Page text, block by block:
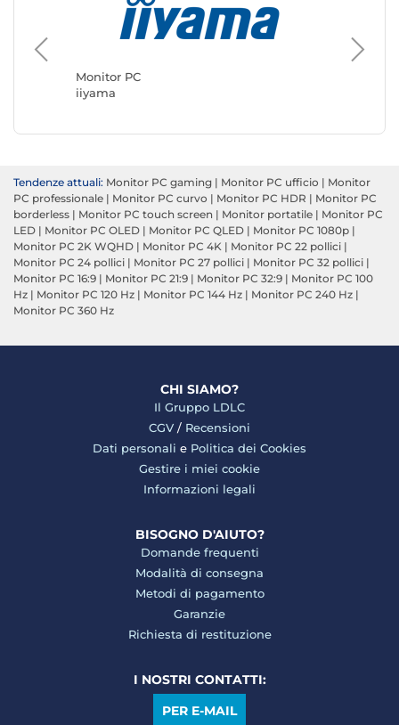
Monitor PC
iiyama
Monitor
ASUS
Tendenze attuali: Monitor PC gaming | Monitor PC ufficio | Monitor
PC professionale | Monitor PC curvo | Monitor PC HDR | Monitor PC
borderless | Monitor PC touch screen | Monitor portatile | Monitor PC
LED | Monitor PC OLED | Monitor PC QLED | Monitor PC 1080p |
Monitor PC 2K WQHD | Monitor PC 4K | Monitor PC 22 pollici |
Monitor PC 24 pollici | Monitor PC 27 pollici | Monitor PC 32 pollici |
Monitor PC 16:9 | Monitor PC 21:9 | Monitor PC 32:9 | Monitor PC 100
Hz | Monitor PC 120 Hz | Monitor PC 144 Hz | Monitor PC 240 Hz |
Monitor PC 360 Hz
CHI SIAMO?
Il Gruppo LDLC
CGV / Recensioni
Dati personali e Politica dei Cookies
Gestire i miei cookie
Informazioni legali
BISOGNO D'AIUTO?
Domande frequenti
Modalità di consegna
Metodi di pagamento
Garanzie
Richiesta di restituzione
I NOSTRI CONTATTI:
PER E-MAIL